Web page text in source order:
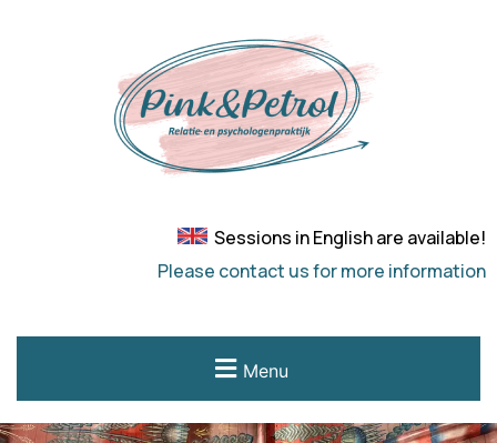
Sessions in English are available!
Please contact us for more information
Menu